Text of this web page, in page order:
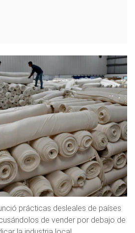
prácticas desleales de países
de vender por debajo de